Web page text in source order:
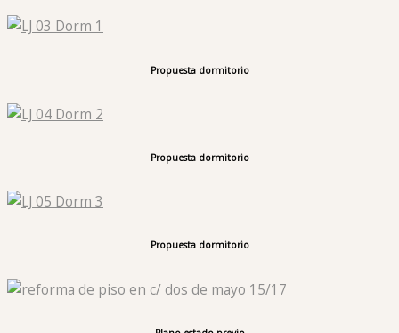
Propuesta dormitorio
Propuesta dormitorio
Propuesta dormitorio